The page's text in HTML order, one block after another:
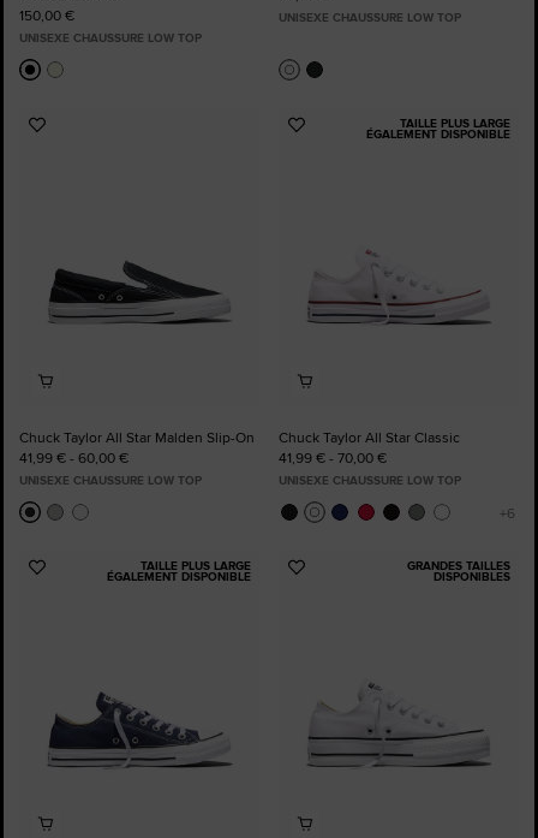
150,00 €
UNISEXE CHAUSSURE LOW TOP
UNISEXE CHAUSSURE LOW TOP
Ajouter
Chuck Taylor All Star Malden Slip-On
41,99 € - 60,00 €
UNISEXE CHAUSSURE LOW TOP
TAILLE PLUS LARGE
ÉGALEMENT DISPONIBLE
Ajouter
Chuck Taylor All Star Classic
41,99 € - 70,00 €
UNISEXE CHAUSSURE LOW TOP
TAILLE PLUS LARGE
ÉGALEMENT DISPONIBLE
Ajouter
GRANDES TAILLES
DISPONIBLES
Ajouter